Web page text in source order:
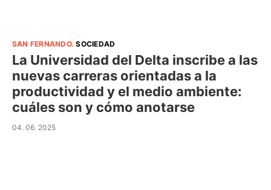
SAN FERNANDO.SOCIEDAD
La Universidad del Delta inscribe a las
nuevas carreras orientadas a la
productividad y el medio ambiente:
cuáles son y cómo anotarse
04. 06. 2025